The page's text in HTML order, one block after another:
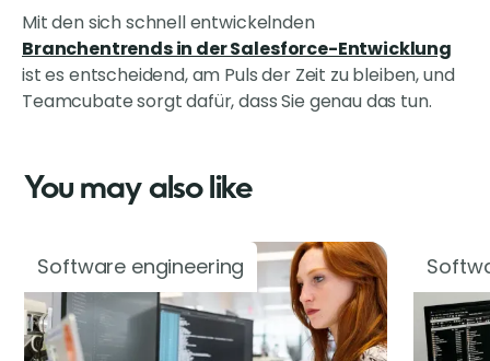
Mit den sich schnell entwickelnden
Branchentrends in der Salesforce-Entwicklung
ist es entscheidend, am Puls der Zeit zu bleiben, und
Teamcubate sorgt dafür, dass Sie genau das tun.
You may also like
Software engineering